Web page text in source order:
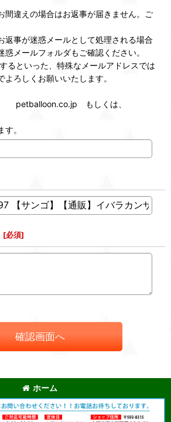
間違えの場合はお返事が届きません。ご
返事が迷惑メールとして処理される場合
惑メールフォルダもご確認ください。
るといった、特殊なメールアドレスでは
よろしくお願いいたします。
petballoon.co.jp もしくは、
。
[必須]
確認画面へ
ホーム